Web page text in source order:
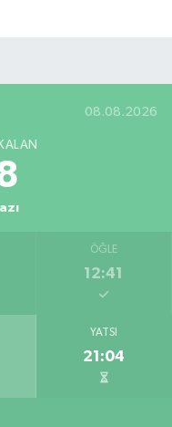
08.08.2026
ÖĞLE
12:41
YATSI
21:04